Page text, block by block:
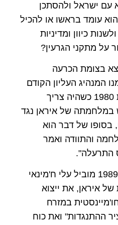
עם ישראל ולהסתכן
עומד בראשו או להכיל
כיוון ומדיניות
על מתקני הגרעין?
בצומת הכרעה
המנהיג העליון הקודם
רוחאללה ח'ומייני בשנת 1980 כשהיה צריך
של איראן נגד
8 שנים, בסופו של דבר הוא
והתוודה ואמר
התרעלה".
מאז שנכנס לתפקידו ב-1989 מוביל עלי ח'מינאי
איראן, את ייצוא
במזרח
ההתנגדות" ואת כוח